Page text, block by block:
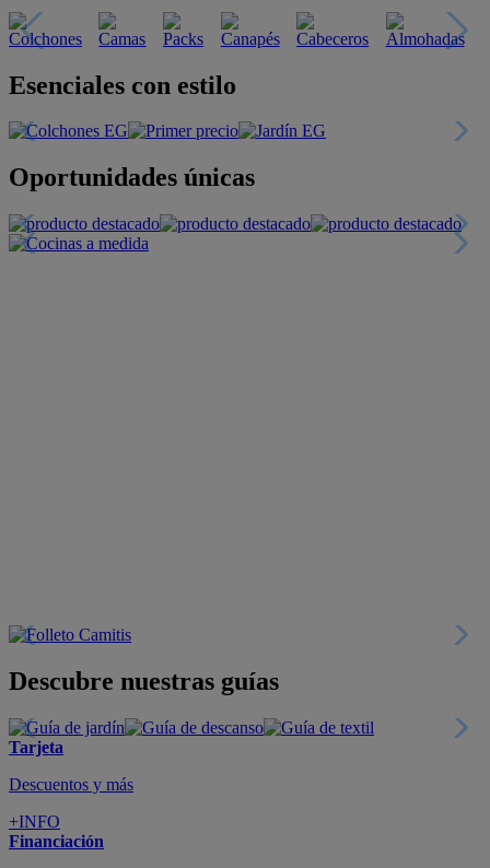
Esenciales con estilo
Oportunidades únicas
Descubre nuestras guías
Tarjeta
Descuentos y más
+INFO
Financiación